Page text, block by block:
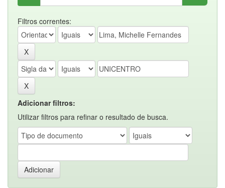
Filtros correntes:
Adicionar filtros:
Utilizar filtros para refinar o resultado de busca.